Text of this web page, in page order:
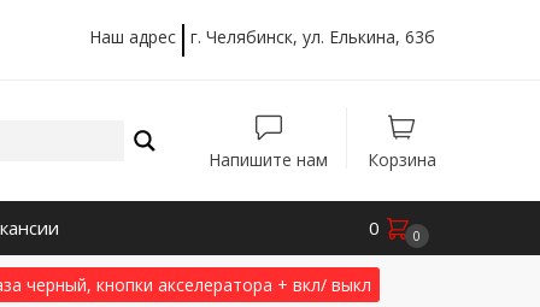
Наш адрес г. Челябинск, ул. Елькина, 63б
Напишите нам Корзина
0 0
черный, кнопки акселератора + вкл/ выкл